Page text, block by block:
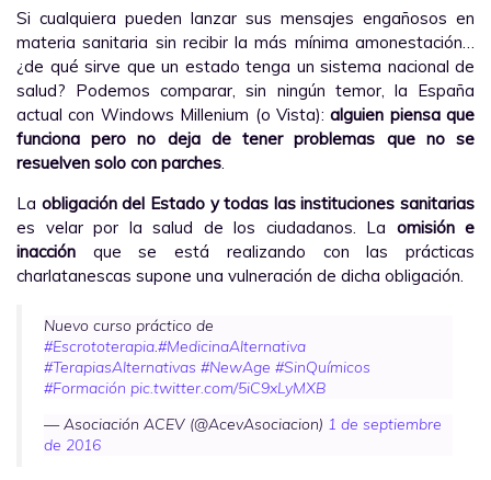
Si cualquiera pueden lanzar sus mensajes engañosos en
materia sanitaria sin recibir la más mínima amonestación…
¿de qué sirve que un estado tenga un sistema nacional de
salud? Podemos comparar, sin ningún temor, la España
actual con Windows Millenium (o Vista):alguien piensa que
funciona pero no deja de tener problemas que no se
resuelven solo con parches.
La obligación del Estado y todas las instituciones sanitarias
es velar por la salud de los ciudadanos. La omisión e
inacción que se está realizando con las prácticas
charlatanescas supone una vulneración de dicha obligación.
Nuevo curso práctico de
#Escrototerapia.#MedicinaAlternativa
#TerapiasAlternativas #NewAge #SinQuímicos
#Formación pic.twitter.com/5iC9xLyMXB
— Asociación ACEV (@AcevAsociacion) 1 de septiembre
de 2016